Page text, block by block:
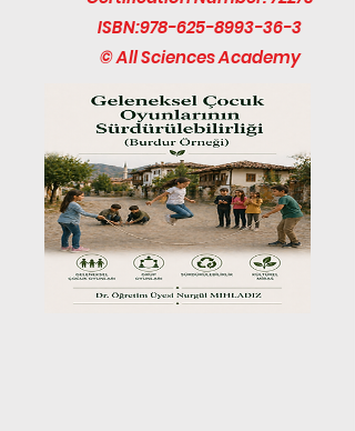
ISBN:978-625-8993-36-3
© All Sciences Academy